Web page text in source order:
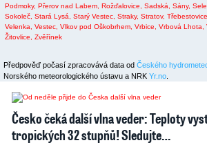
Podmoky, Přerov nad Labem, Rožďalovice, Sadská, Sány,
Sokoleč, Stará Lysá, Starý Vestec, Straky, Stratov, Třebestovice,
Velenka,
Vestec, Vlkov pod Oškobrhem, Vrbice, Vrbová Lhota,
Žitovlice,
Zvěřínek
Předpověď počasí zpracovává data od Českého
Norského meteorologického ústavu a NRK Yr.no
Česko čeká další vlna veder: Teploty
tropických 32 stupňů! Sledujte…